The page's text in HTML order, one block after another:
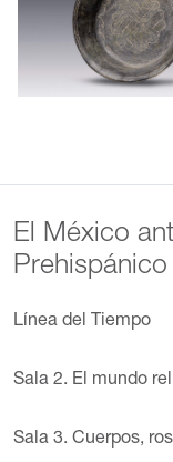
El México
Prehispánico
Línea del Tiempo
Sala 2. El mundo
Sala 3. Cuerpos,